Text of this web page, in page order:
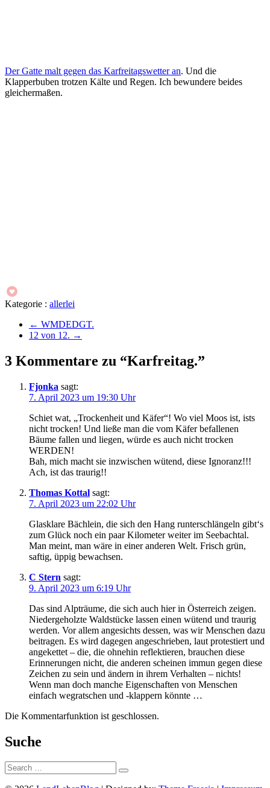
Der Gatte malt gegen das Karfreitagswetter an. Und die
Klapperbuben trotzen Kälte und Regen. Ich bewundere beides
gleichermaßen.
Kategorie : allerlei
← WMDEDGT.
12 von 12. →
3 Kommentare zu “Karfreitag.”
Fjonka sagt:
7. April 2023 um 19:30 Uhr
Schiet wat, „Trockenheit und Käfer“! Wo viel Moos ist, ists
nicht trocken! Und ließe man die vom Käfer befallenen
Bäume fallen und liegen, würde es auch nicht trocken
WERDEN!
Bah, mich macht sie inzwischen wütend, diese Ignoranz!!!
Ach, ist das traurig!!
Thomas Kottal sagt:
7. April 2023 um 22:02 Uhr
Glasklare Bächlein, die sich den Hang runterschlängeln gibt‘s
zum Glück noch ein paar Kilometer weiter im Seebachtal.
Man meint, man wäre in einer anderen Welt. Frisch grün,
saftig, üppig bewachsen.
C Stern sagt:
9. April 2023 um 6:19 Uhr
Das sind Alpträume, die sich auch hier in Österreich zeigen.
Niedergeholzte Waldstücke lassen einen wütend und traurig
werden. Vor allem angesichts dessen, was wir Menschen dazu
beitragen. Es wird dagegen angeschrieben, laut protestiert und
angekettet – die, die ohnehin reflektieren, brauchen diese
Erinnerungen nicht, die anderen scheinen immun gegen diese
Zeichen zu sein und ändern in ihrem Verhalten – nichts!
Wenn man doch manche Eigenschaften von Menschen
einfach wegratschen und -klappern könnte …
Die Kommentarfunktion ist geschlossen.
Suche
Suche: